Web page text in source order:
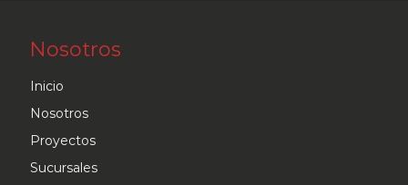
Nosotros
Inicio
Nosotros
Proyectos
Sucursales